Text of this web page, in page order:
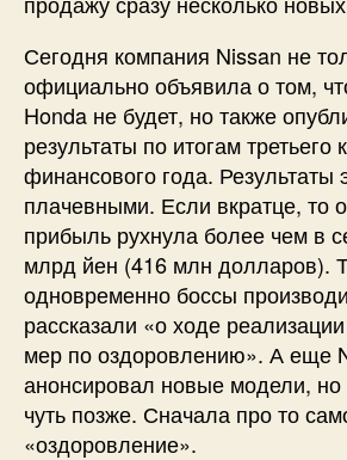
Сегодня компания Nissan не
официально объявила о том,
Honda не будет, но также
результаты по итогам третьего
финансового года. Результаты
плачевными. Если вкратце, то
прибыль рухнула более чем в
млрд йен (416 млн долларов).
одновременно боссы
рассказали «о ходе
мер по оздоровлению». А еще
анонсировал новые модели,
чуть позже. Сначала про то
«оздоровление».